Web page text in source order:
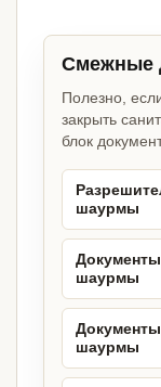
Смежные
Полезно,
закрыть
блок
шаурмы
шаурмы
шаурмы